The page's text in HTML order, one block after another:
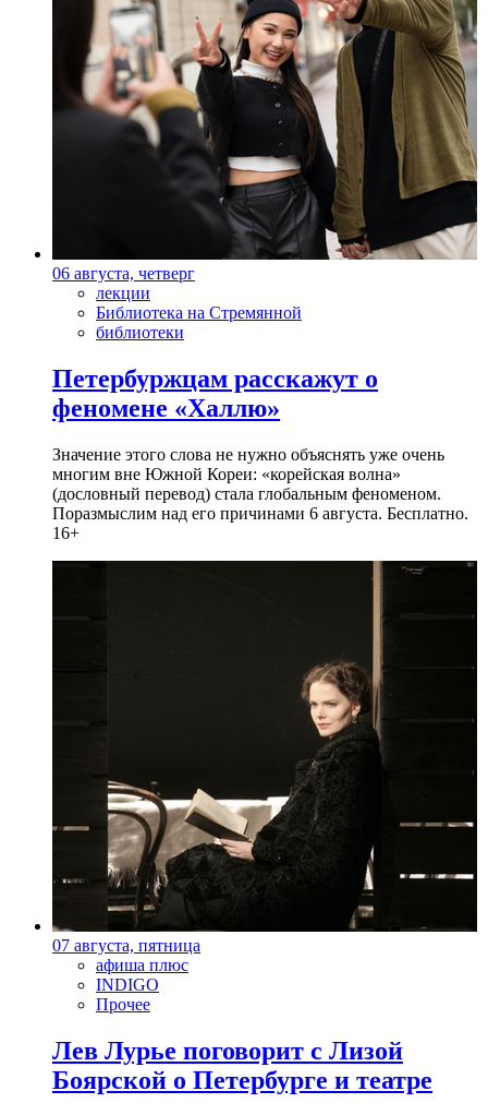
06 августа, четверг
лекции
Библиотека на Стремянной
библиотеки
Петербуржцам расскажут о
феномене «Халлю»
Значение этого слова не нужно объяснять уже очень
многим вне Южной Кореи: «корейская волна»
(дословный перевод) стала глобальным феноменом.
Поразмыслим над его причинами 6 августа. Бесплатно.
16+
07 августа, пятница
афиша плюс
INDIGO
Прочее
Лев Лурье поговорит с Лизой
Боярской о Петербурге и театре